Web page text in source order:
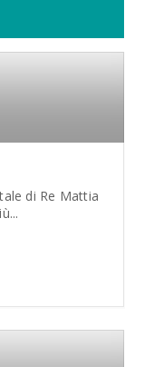
di Re Mattia